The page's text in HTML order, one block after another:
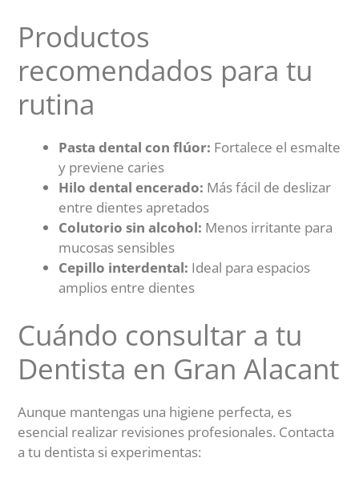
Productos
recomendados para tu
rutina
Pasta dental con flúor: Fortalece el esmalte
y previene caries
Hilo dental encerado: Más fácil de deslizar
entre dientes apretados
Colutorio sin alcohol: Menos irritante para
mucosas sensibles
Cepillo interdental: Ideal para espacios
amplios entre dientes
Cuándo consultar a tu
Dentista en Gran Alacant
Aunque mantengas una higiene perfecta, es
esencial realizar revisiones profesionales. Contacta
a tu dentista si experimentas: